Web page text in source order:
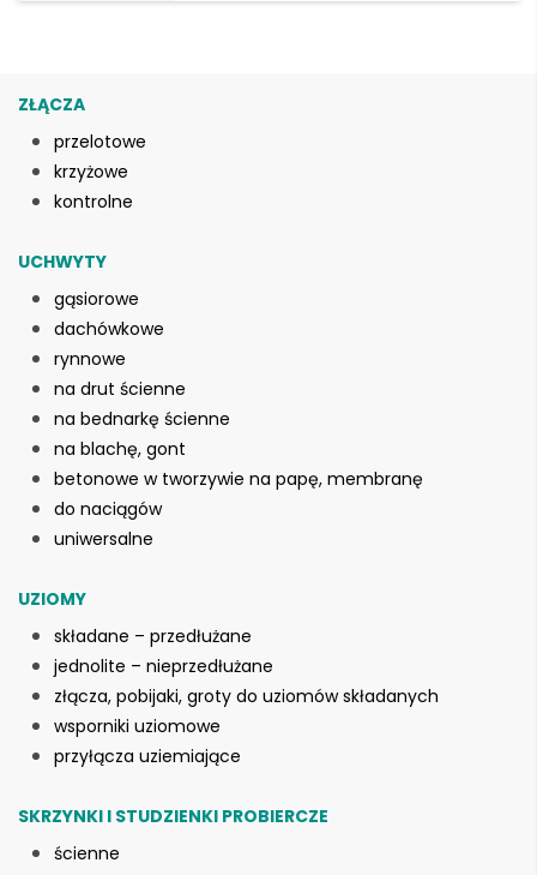
ZŁĄCZA
przelotowe
krzyżowe
kontrolne
UCHWYTY
gąsiorowe
dachówkowe
rynnowe
na drut ścienne
na bednarkę ścienne
na blachę, gont
betonowe w tworzywie na papę, membranę
do naciągów
uniwersalne
UZIOMY
składane – przedłużane
jednolite – nieprzedłużane
złącza, pobijaki, groty do uziomów składanych
wsporniki uziomowe
przyłącza uziemiające
SKRZYNKI I STUDZIENKI PROBIERCZE
ścienne